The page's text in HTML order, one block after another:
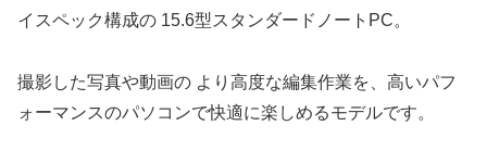
イスペック構成の 15.6型スタンダードノートPC。
撮影した写真や動画の より高度な編集作業を、高いパフ
ォーマンスのパソコンで快適に楽しめるモデルです。